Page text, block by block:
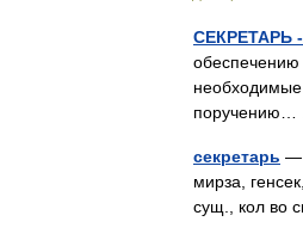
СЕКРЕТАРЬ
обеспечению
необходимые
секретарь —
мирза,
сущ., кол во